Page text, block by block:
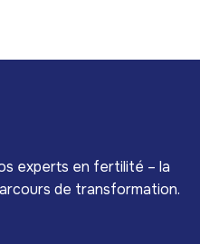
experts en fertilité – la
de transformation.